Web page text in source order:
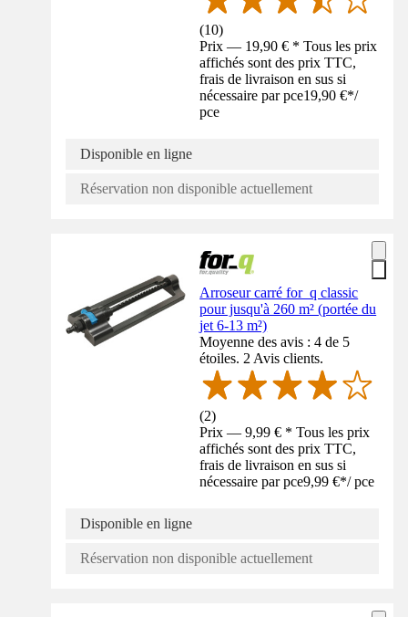
(10)
Prix — 19,90 € * Tous les prix
affichés sont des prix TTC,
frais de livraison en sus si
nécessaire par pce19,90 €*/
pce
Disponible en ligne
Réservation non disponible actuellement
Arroseur carré for_q classic
pour jusqu'à 260 m² (portée du
jet 6-13 m²)
Moyenne des avis : 4 de 5
étoiles. 2 Avis clients.
(2)
Prix — 9,99 € * Tous les prix
affichés sont des prix TTC,
frais de livraison en sus si
nécessaire par pce9,99 €*/ pce
Disponible en ligne
Réservation non disponible actuellement